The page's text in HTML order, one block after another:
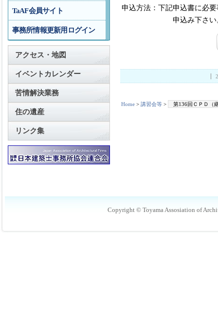
申込方法：下記申込書に必
申込み下さい
Home > 講習会等 > 第136回ＣＰＤ（
TaAF会員サイト
事務所情報更新用ログイン
アクセス・地図
イベントカレンダー
苦情解決業務
住の遺産
リンク集
Copyright © Toyama Assosiation of